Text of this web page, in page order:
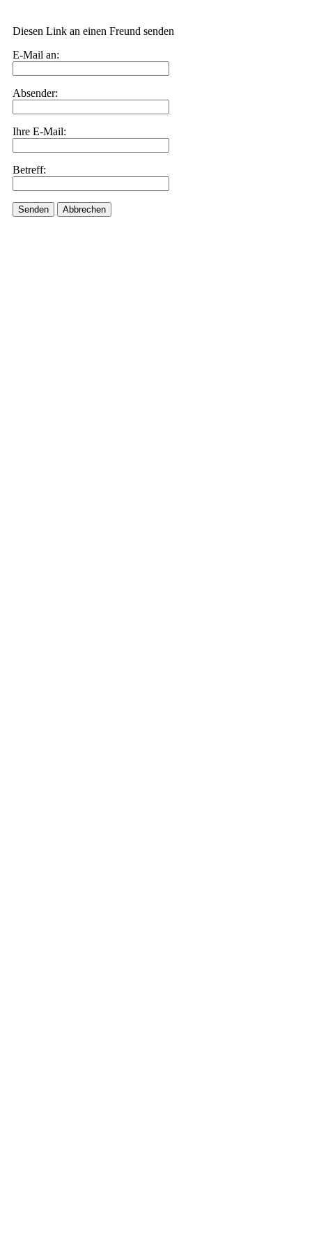
Diesen Link an einen Freund senden
E-Mail an:
Absender:
Ihre E-Mail:
Betreff:
Senden Abbrechen